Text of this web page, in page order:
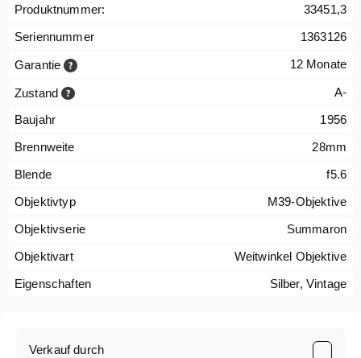
Produktnummer:
33451,3
Seriennummer
1363126
Garantie 12 Monate
Zustand A-
Baujahr
1956
Brennweite
28mm
Blende
f5.6
Objektivtyp
M39-Objektive
Objektivserie
Summaron
Objektivart
Weitwinkel Objektive
Eigenschaften
Silber, Vintage
Verkauf durch